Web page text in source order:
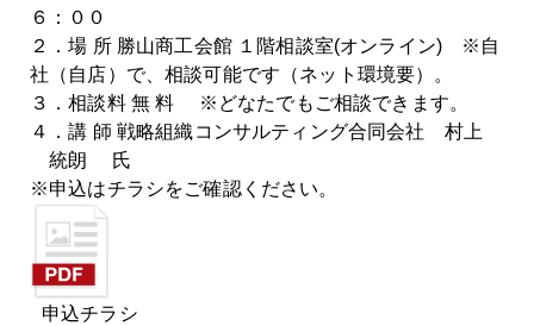
６：００
２．場 所 勝山商工会館 １階相談室(オンライン) ※自
社（自店）で、相談可能です（ネット環境要）。
３．相談料 無 料 ※どなたでもご相談できます。
４．講 師 戦略組織コンサルティング合同会社 村上
統朗 氏
※申込はチラシをご確認ください。
申込チラシ